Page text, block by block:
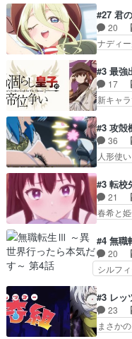
で中身
っちゃ
のよな
アニメ
ょっと
が思っ
国で小
にイル
戦争継
になる
#27 君
20
ナディ
由、ア
ィー（
しいに
逃して
恋太郎
教師…
る新ヒ
#3 最強
17
新キャ
るアニ
を狙っ
100%
魔法特
然にに
こいつ
参加し
#3 攻殻
36
人形使
2029年
効果音
のハラ
の本物
OVAな
釘付け
ては悪
#3 転校
21
春希と
堂さん
んと三
のコン
園物の
久」役
に家事
って妹
#4 無職
20
シルフ
ンダイ
腹立つ
は後に
ャ、、
#3 レッ
23
まさか